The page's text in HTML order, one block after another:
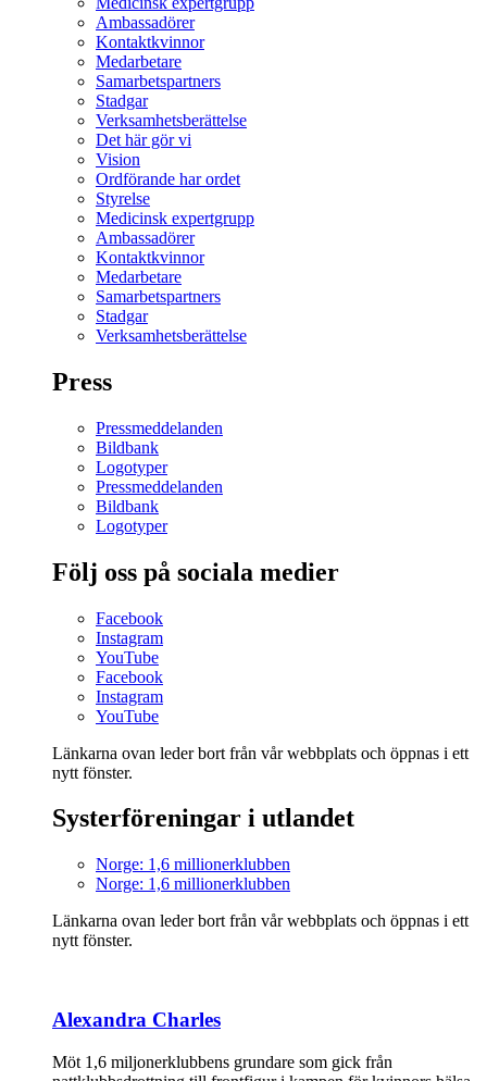
Ambassadörer
Kontaktkvinnor
Medarbetare
Samarbetspartners
Stadgar
Verksamhetsberättelse
Det här gör vi
Vision
Ordförande har ordet
Styrelse
Medicinsk expertgrupp
Ambassadörer
Kontaktkvinnor
Medarbetare
Samarbetspartners
Stadgar
Verksamhetsberättelse
Press
Pressmeddelanden
Bildbank
Logotyper
Pressmeddelanden
Bildbank
Logotyper
Följ oss på sociala medier
Facebook
Instagram
YouTube
Facebook
Instagram
YouTube
Länkarna ovan leder bort från vår webbplats och öppnas i ett
nytt fönster.
Systerföreningar i utlandet
Norge: 1,6 millionerklubben
Norge: 1,6 millionerklubben
Länkarna ovan leder bort från vår webbplats och öppnas i ett
nytt fönster.
Alexandra Charles
Möt 1,6 miljonerklubbens grundare som gick från